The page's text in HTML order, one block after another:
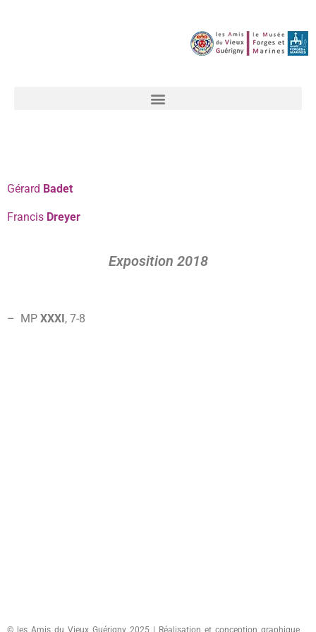
Gérard Badet
Francis Dreyer
Exposition 2018
– MP XXXI, 7-8
© les Amis du Vieux Guérigny 2025 | Réalisation et conception graphique